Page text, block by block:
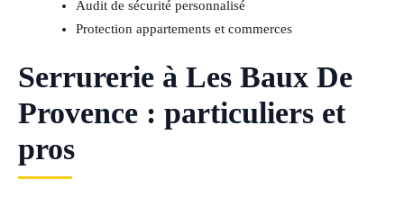
Audit de sécurité personnalisé
Protection appartements et commerces
Serrurerie à Les Baux De
Provence : particuliers et
pros